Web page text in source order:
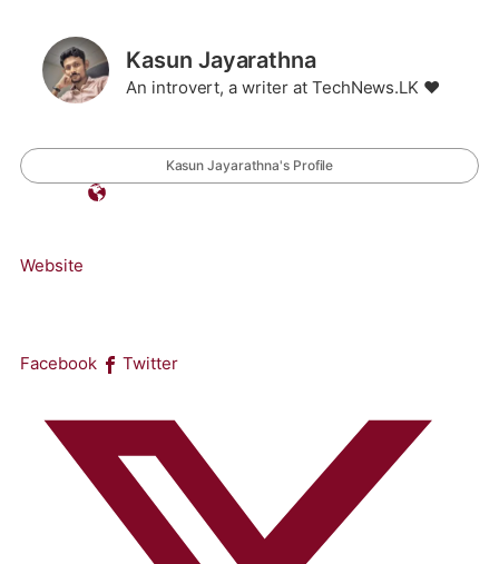
Kasun Jayarathna
An introvert, a writer at TechNews.LK ❤️
Kasun Jayarathna's Profile
Website
Facebook Twitter